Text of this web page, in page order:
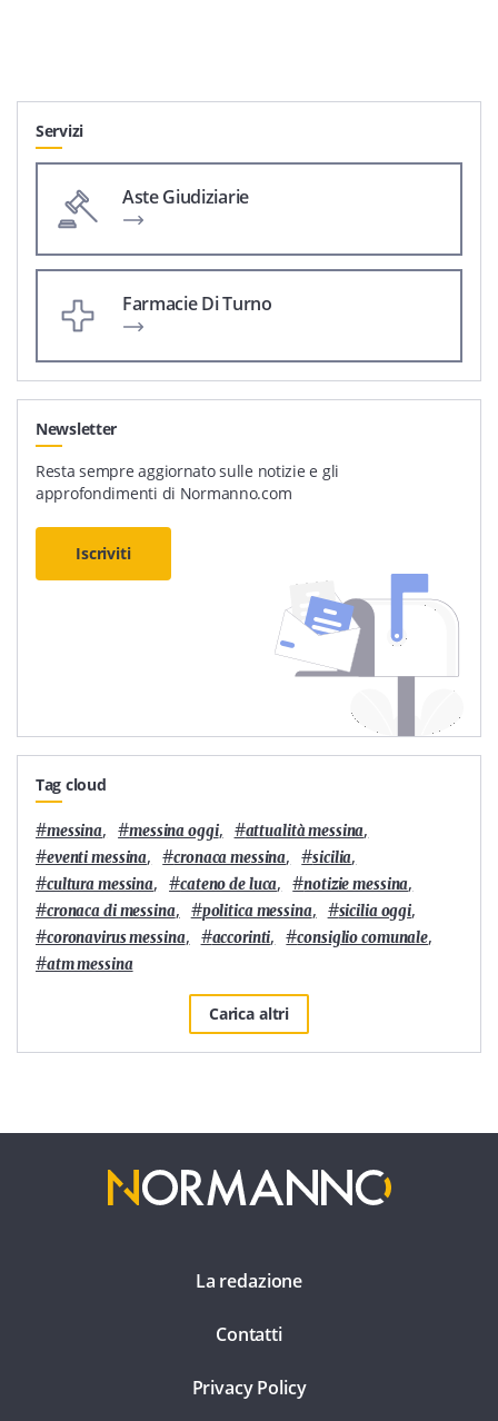
Servizi
Aste Giudiziarie
Farmacie Di Turno
Newsletter
Resta sempre aggiornato sulle notizie e gli
approfondimenti di Normanno.com
Iscriviti
Tag cloud
#messina, #messina oggi, #attualità messina,
#eventi messina, #cronaca messina, #sicilia,
#cultura messina, #cateno de luca, #notizie messina,
#cronaca di messina, #politica messina, #sicilia oggi,
#coronavirus messina, #accorinti, #consiglio comunale,
#atm messina
Carica altri
La redazione
Contatti
Privacy Policy